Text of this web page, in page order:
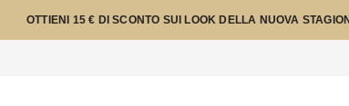
OTTIENI 15 € DI SCONTO SUI LOOK DELLA NUOVA